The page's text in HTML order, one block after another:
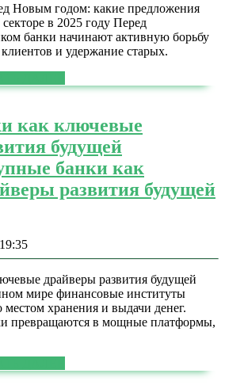
Новым годом: какие предложения
в 2025 году Перед
банки начинают активную борьбу
и удержание старых.
как ключевые
будущей
банки как
развития будущей
19:35
драйверы развития будущей
мире финансовые институты
местом хранения и выдачи денег.
превращаются в мощные платформы,